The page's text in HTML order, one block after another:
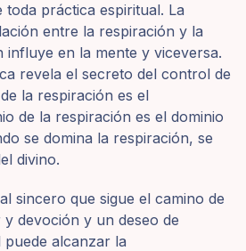
toda práctica espiritual. La
entre la respiración y la
influye en la mente y viceversa.
revela el secreto del control de
la respiración es el
de la respiración es el dominio
se domina la respiración, se
divino.
sincero que sigue el camino de
devoción y un deseo de
alcanzar la